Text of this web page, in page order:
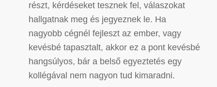
részt, kérdéseket tesznek fel, válaszokat
hallgatnak meg és jegyeznek le. Ha
nagyobb cégnél fejleszt az ember, vagy
kevésbé tapasztalt, akkor ez a pont kevésbé
hangsúlyos, bár a belső egyeztetés egy
kollégával nem nagyon tud kimaradni.